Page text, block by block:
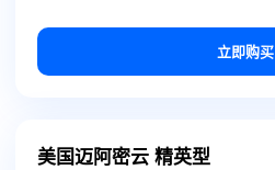
立即购买
美国迈阿密云 精英型